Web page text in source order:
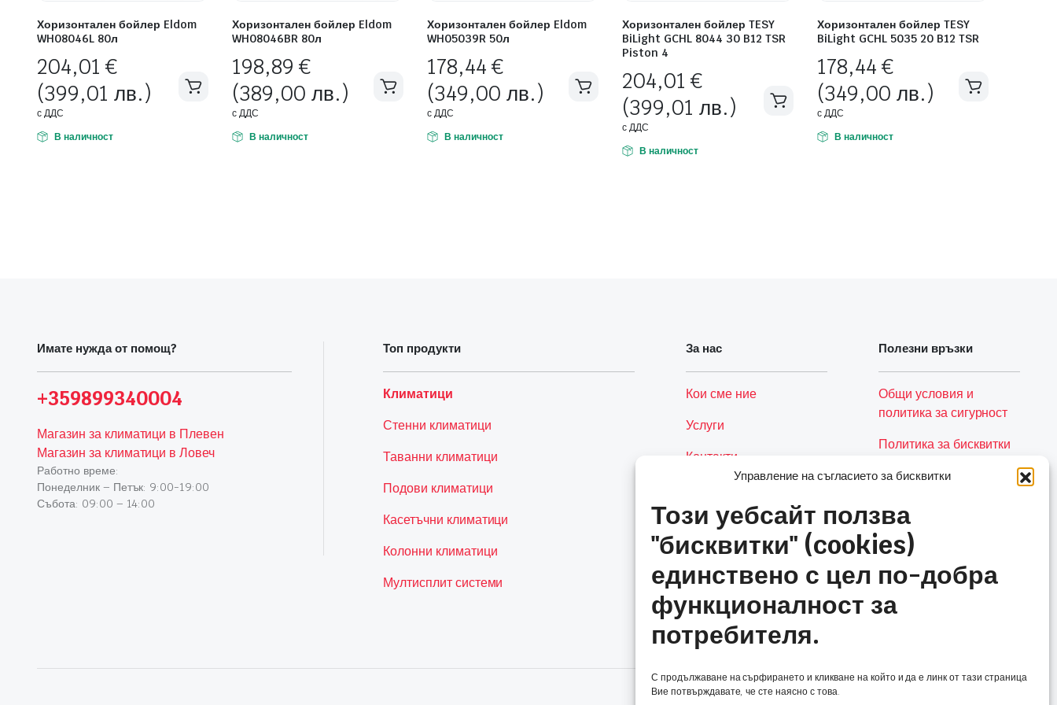
Управление на съгласието за бисквитки
Този уебсайт ползва
"бисквитки" (cookies)
единствено с цел по-добра
функционалност за
потребителя.
С продължаване на сърфирането и кликване на който и да е линк от тази страница
Вие потвърждавате, че сте наясно с това.
Хоризонтален бойлер Eldom
WH08046L 80л
204,01€
(399,01 лв.)
с ДДС
В наличност
Хоризонтален бойлер Eldom
WH08046BR 80л
198,89€
(389,00 лв.)
с ДДС
В наличност
Хоризонтален бойлер Eldom
WH05039R 50л
178,44€
(349,00 лв.)
с ДДС
В наличност
Хоризонтален бойлер TESY
BiLight GCHL 8044 30 B12 TSR
Piston 4
204,01€
(399,01 лв.)
с ДДС
В наличност
Хоризонтален бойлер TESY
BiLight GCHL 5035 20 B12 TSR
178,44€
(349,00 лв.)
с ДДС
В наличност
Имате нужда от помощ?
+359899340004
Магазин за климатици в Плевен
Магазин за климатици в Ловеч
Работно време:
Понеделник – Петък: 9:00-19:00
Събота: 09:00 – 14:00
Топ продукти
Климатици
Стенни климатици
Таванни климатици
Подови климатици
Касетъчни климатици
Колонни климатици
Мултисплит системи
За нас
Кои сме ние
Услуги
Контакти
Полезни връзки
Общи условия и
политика за сигурност
Политика за бисквитки